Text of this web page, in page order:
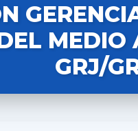
MEDIO
GRJ/